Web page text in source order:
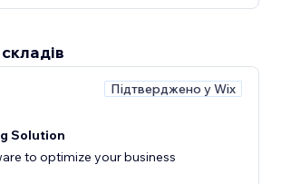
Підтверджено у Wix
Solution
to optimize your business